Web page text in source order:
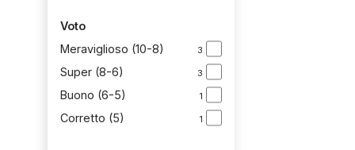
Voto
Meraviglioso (10-8)
3
Super (8-6) 3
Buono (6-5) 1
Corretto (5) 1